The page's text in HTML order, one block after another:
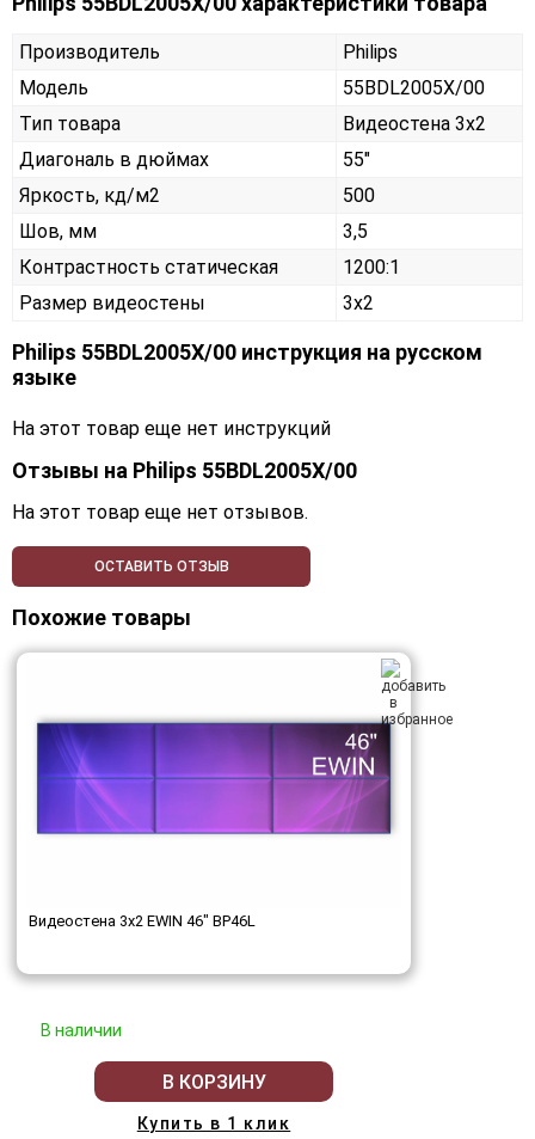
Производитель
Philips
Модель
55BDL2005X/00
Тип товара
Видеостена 3х2
Диагональ в дюймах
55"
Яркость, кд/м2
500
Шов, мм
3,5
Контрастность статическая
1200:1
Размер видеостены
3x2
Philips 55BDL2005X/00 инструкция на русском
языке
На этот товар еще нет инструкций
Отзывы на Philips 55BDL2005X/00
На этот товар еще нет отзывов.
ОСТАВИТЬ ОТЗЫВ
Похожие товары
Видеостена 3x2 EWIN 46" BP46L
В наличии
В КОРЗИНУ
Купить в 1 клик